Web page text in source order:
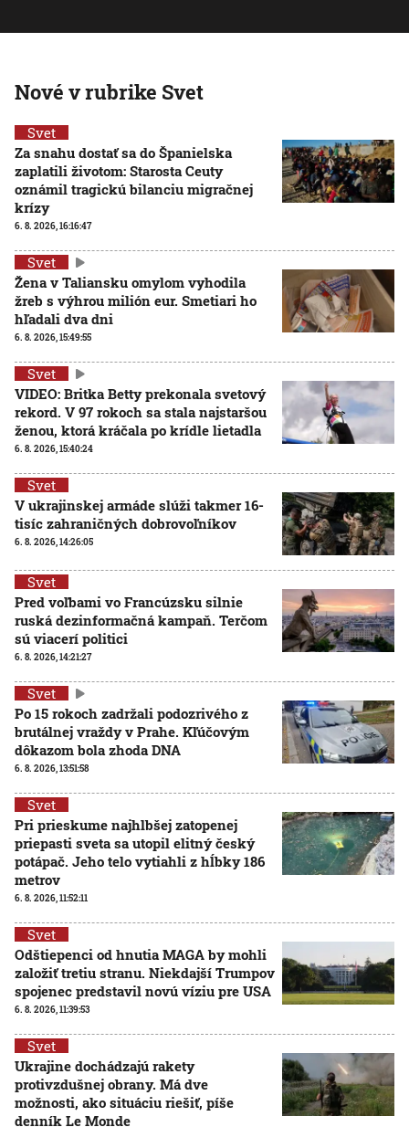
Nové v rubrike Svet
Svet
Za snahu dostať sa do Španielska
zaplatili životom: Starosta Ceuty
oznámil tragickú bilanciu migračnej
krízy
6. 8. 2026, 16:16:47
Svet
Žena v Taliansku omylom vyhodila
žreb s výhrou milión eur. Smetiari ho
hľadali dva dni
6. 8. 2026, 15:49:55
Svet
VIDEO: Britka Betty prekonala svetový
rekord. V 97 rokoch sa stala najstaršou
ženou, ktorá kráčala po krídle lietadla
6. 8. 2026, 15:40:24
Svet
V ukrajinskej armáde slúži takmer 16-
tisíc zahraničných dobrovoľníkov
6. 8. 2026, 14:26:05
Svet
Pred voľbami vo Francúzsku silnie
ruská dezinformačná kampaň. Terčom
sú viacerí politici
6. 8. 2026, 14:21:27
Svet
Po 15 rokoch zadržali podozrivého z
brutálnej vraždy v Prahe. Kľúčovým
dôkazom bola zhoda DNA
6. 8. 2026, 13:51:58
Svet
Pri prieskume najhlbšej zatopenej
priepasti sveta sa utopil elitný český
potápač. Jeho telo vytiahli z hĺbky 186
metrov
6. 8. 2026, 11:52:11
Svet
Odštiepenci od hnutia MAGA by mohli
založiť tretiu stranu. Niekdajší Trumpov
spojenec predstavil novú víziu pre USA
6. 8. 2026, 11:39:53
Svet
Ukrajine dochádzajú rakety
protivzdušnej obrany. Má dve
možnosti, ako situáciu riešiť, píše
denník Le Monde